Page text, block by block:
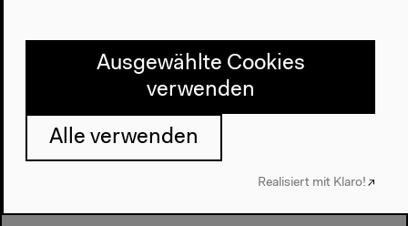
Ausgewählte Cookies
verwenden
Alle verwenden
Realisiert mit Klaro!